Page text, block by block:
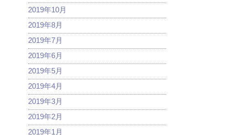
2019年10月
2019年8月
2019年7月
2019年6月
2019年5月
2019年4月
2019年3月
2019年2月
2019年1月